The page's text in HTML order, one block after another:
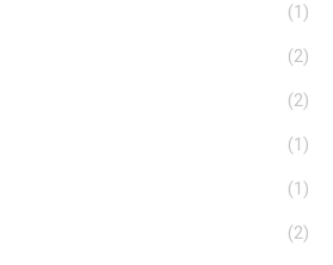
(1)
(2)
(2)
(1)
(1)
(2)